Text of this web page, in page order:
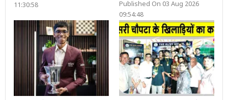
11:30:58
Published On 03 Aug 2026
09:54:48